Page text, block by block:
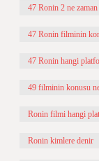
47 Ronin 2 ne zaman
47 Ronin filminin
47 Ronin hangi
49 filminin konusu
Ronin filmi hangi
Ronin kimlere denir